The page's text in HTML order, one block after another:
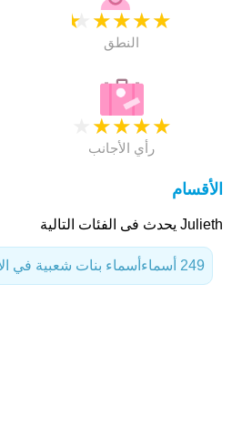
★
★
★
★
★
النطق
★
★
★
★
رأي الأجانب
الأقسام
Julieth يحدث فى الفئات التالية
أسماء بنات شعبية في 249 أسماء